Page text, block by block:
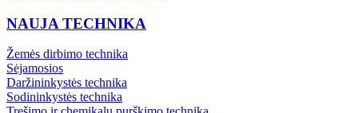
NAUJA TECHNIKA
Žemės dirbimo technika
Sėjamosios
Daržininkystės technika
Sodininkystės technika